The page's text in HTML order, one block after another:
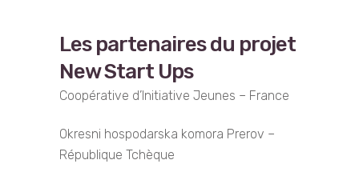
Les partenaires du projet
New Start Ups
Coopérative d’Initiative Jeunes – France
Okresni hospodarska komora Prerov –
République Tchèque